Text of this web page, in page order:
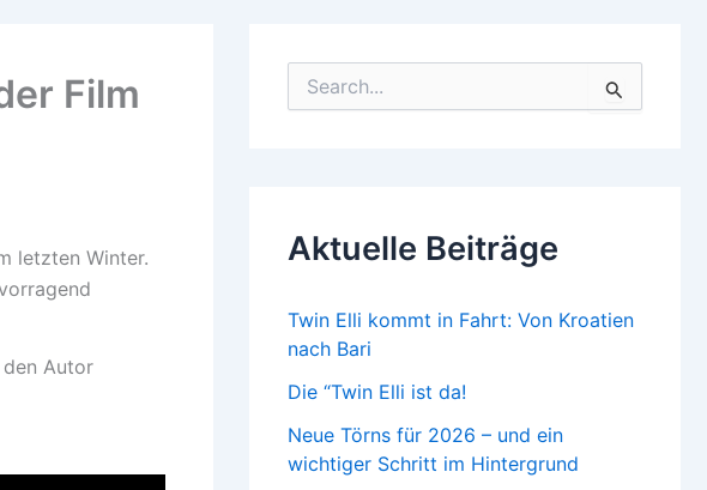
Film
letzten Winter.
den Autor
a
c
:
Aktuelle Beiträge
Twin Elli kommt in Fahrt: Von Kroatien
nach Bari
Die “Twin Elli ist da!
Neue Törns für 2026 – und ein
wichtiger Schritt im Hintergrund